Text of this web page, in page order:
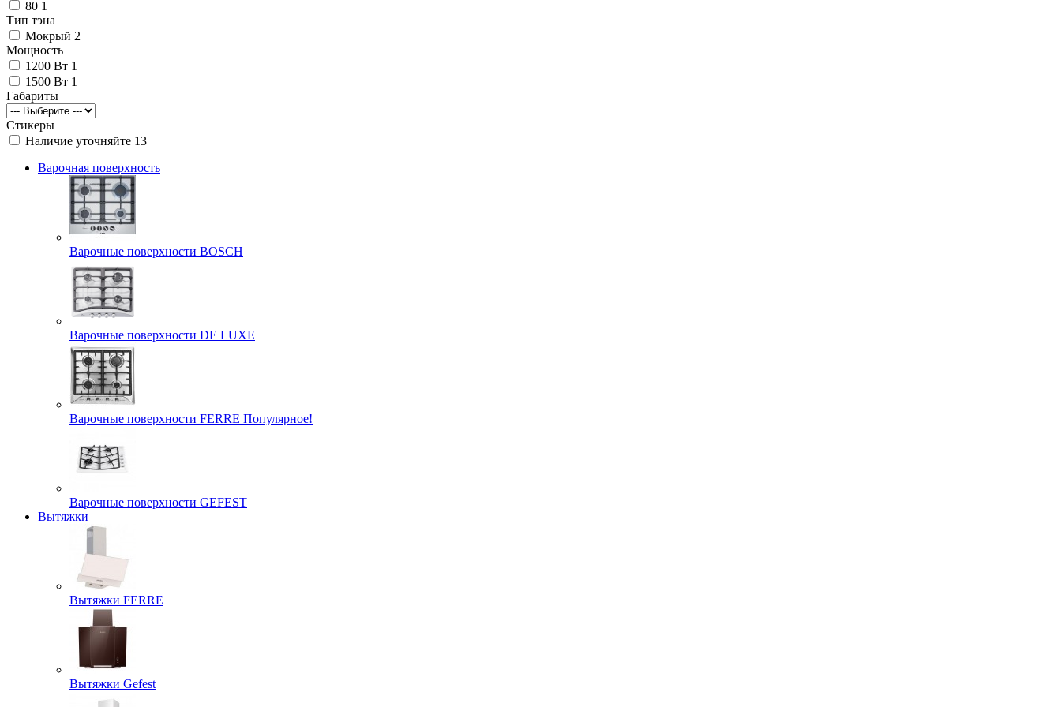
80 1
Тип тэна
Мокрый 2
Мощность
1200 Вт 1
1500 Вт 1
Габариты
Стикеры
Наличие уточняйте 13
Варочная поверхность
Варочные поверхности BOSCH
Варочные поверхности DE LUXE
Варочные поверхности FERRE Популярное!
Варочные поверхности GEFEST
Вытяжки
Вытяжки FERRE
Вытяжки Gefest